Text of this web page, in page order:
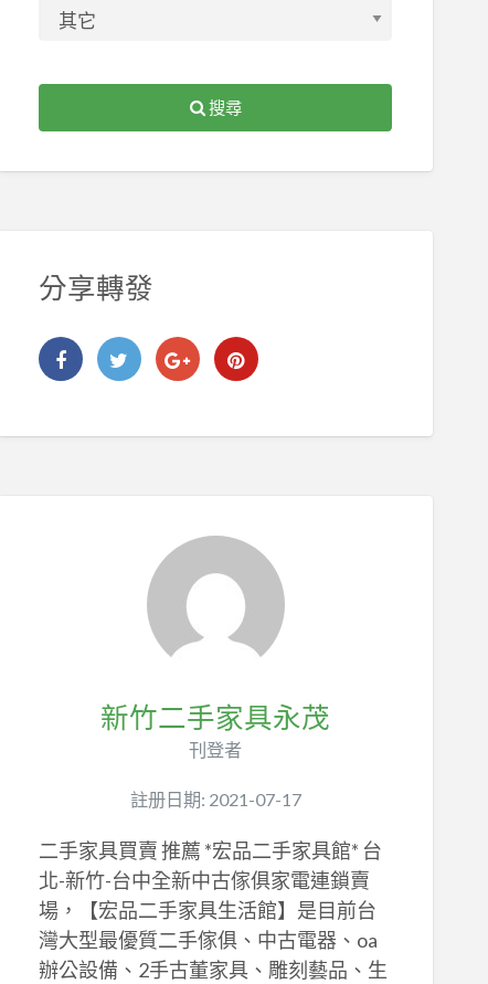
搜尋
分享轉發
新竹二手家具永茂
刊登者
註册日期: 2021-07-17
二手家具買賣 推薦 *宏品二手家具館* 台
北-新竹-台中全新中古傢俱家電連鎖賣
場，【宏品二手家具生活館】是目前台
灣大型最優質二手傢俱、中古電器、oa
辦公設備、2手古董家具、雕刻藝品、生